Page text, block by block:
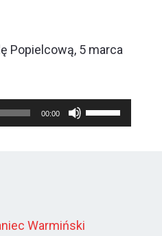
Popielcową, 5 marca
00:00
Używaj
strzałek
Warmiński